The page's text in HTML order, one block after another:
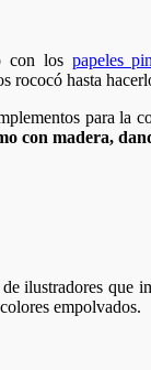
con los papeles
rococó hasta
para la
con madera,
ilustradores que
empolvados.